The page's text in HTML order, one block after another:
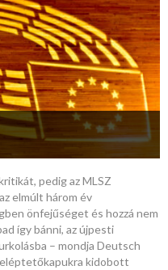
pedig az MLSZ
elmúlt három év
önfejűséget és hozzá nem
így bánni, az újpesti
– mondja Deutsch
kidobott